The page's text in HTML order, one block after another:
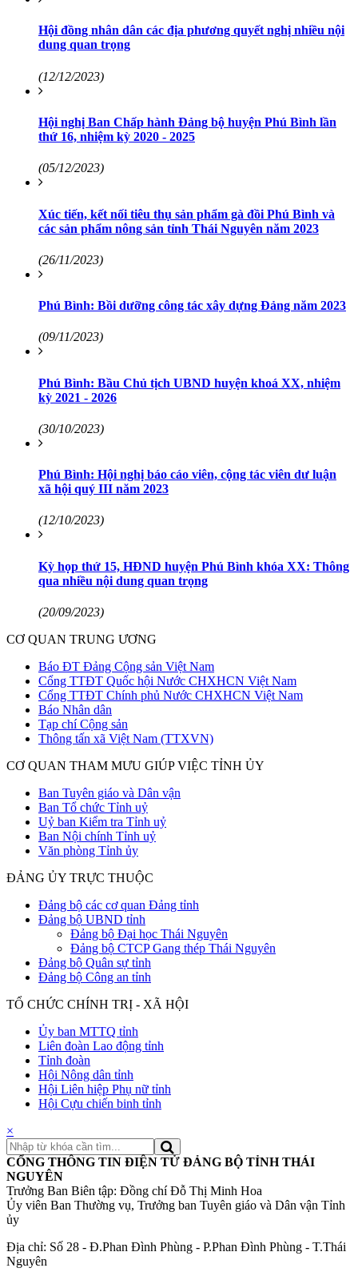
Hội đồng nhân dân các địa phương quyết nghị nhiều nội
dung quan trọng
(12/12/2023)
Hội nghị Ban Chấp hành Đảng bộ huyện Phú Bình lần
thứ 16, nhiệm kỳ 2020 - 2025
(05/12/2023)
Xúc tiến, kết nối tiêu thụ sản phẩm gà đồi Phú Bình và
các sản phẩm nông sản tỉnh Thái Nguyên năm 2023
(26/11/2023)
Phú Bình: Bồi dưỡng công tác xây dựng Đảng năm 2023
(09/11/2023)
Phú Bình: Bầu Chủ tịch UBND huyện khoá XX, nhiệm
kỳ 2021 - 2026
(30/10/2023)
Phú Bình: Hội nghị báo cáo viên, cộng tác viên dư luận
xã hội quý III năm 2023
(12/10/2023)
Kỳ họp thứ 15, HĐND huyện Phú Bình khóa XX: Thông
qua nhiều nội dung quan trọng
(20/09/2023)
CƠ QUAN TRUNG ƯƠNG
Báo ĐT Đảng Cộng sản Việt Nam
Cổng TTĐT Quốc hội Nước CHXHCN Việt Nam
Cổng TTĐT Chính phủ Nước CHXHCN Việt Nam
Báo Nhân dân
Tạp chí Cộng sản
Thông tấn xã Việt Nam (TTXVN)
CƠ QUAN THAM MƯU GIÚP VIỆC TỈNH ỦY
Ban Tuyên giáo và Dân vận
Ban Tổ chức Tỉnh uỷ
Uỷ ban Kiểm tra Tỉnh uỷ
Ban Nội chính Tỉnh uỷ
Văn phòng Tỉnh ủy
ĐẢNG ỦY TRỰC THUỘC
Đảng bộ các cơ quan Đảng tỉnh
Đảng bộ UBND tỉnh
Đảng bộ Đại học Thái Nguyên
Đảng bộ CTCP Gang thép Thái Nguyên
Đảng bộ Quân sự tỉnh
Đảng bộ Công an tỉnh
TỔ CHỨC CHÍNH TRỊ - XÃ HỘI
Ủy ban MTTQ tỉnh
Liên đoàn Lao động tỉnh
Tỉnh đoàn
Hội Nông dân tỉnh
Hội Liên hiệp Phụ nữ tỉnh
Hội Cựu chiến binh tỉnh
×
CỔNG THÔNG TIN ĐIỆN TỬ ĐẢNG BỘ TỈNH THÁI
NGUYÊN
Trưởng Ban Biên tập: Đồng chí Đỗ Thị Minh Hoa
Ủy viên Ban Thường vụ, Trưởng ban Tuyên giáo và Dân vận Tỉnh
ủy
Địa chỉ: Số 28 - Đ.Phan Đình Phùng - P.Phan Đình Phùng - T.Thái
Nguyên